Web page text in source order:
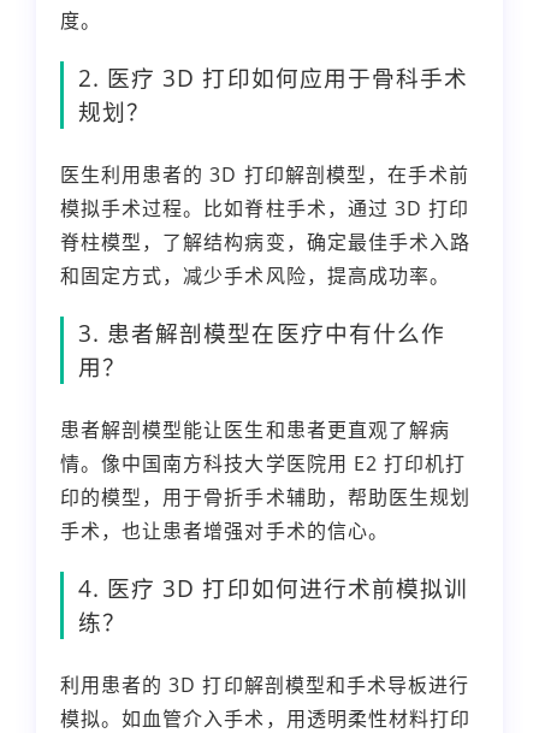
度。
2. 医疗 3D 打印如何应用于骨科手术
规划？
医生利用患者的 3D 打印解剖模型，在手术前
模拟手术过程。比如脊柱手术，通过 3D 打印
脊柱模型，了解结构病变，确定最佳手术入路
和固定方式，减少手术风险，提高成功率。
3. 患者解剖模型在医疗中有什么作
用？
患者解剖模型能让医生和患者更直观了解病
情。像中国南方科技大学医院用 E2 打印机打
印的模型，用于骨折手术辅助，帮助医生规划
手术，也让患者增强对手术的信心。
4. 医疗 3D 打印如何进行术前模拟训
练？
利用患者的 3D 打印解剖模型和手术导板进行
模拟。如血管介入手术，用透明柔性材料打印